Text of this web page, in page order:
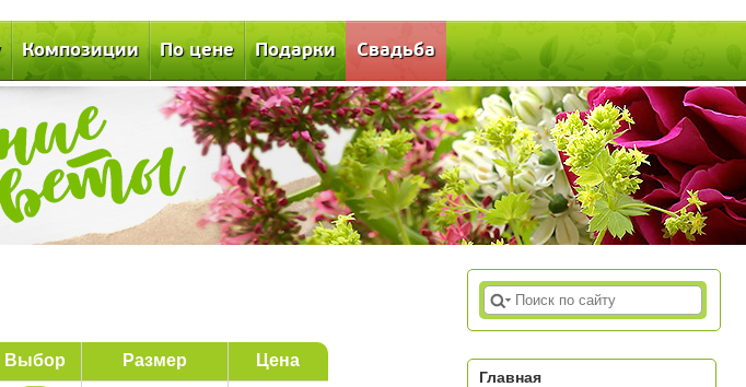
Композиции По цене Подарки Свадьба
Выбор Размер Цена
Главная